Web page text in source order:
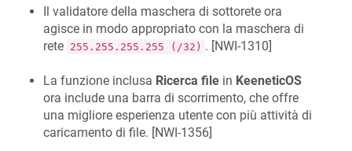
Il validatore della maschera di sottorete ora
agisce in modo appropriato con la maschera di
rete 255.255.255.255 (/32) . [NWI-1310]
La funzione inclusa Ricerca file in KeeneticOS
ora include una barra di scorrimento, che offre
una migliore esperienza utente con più attività di
caricamento di file. [NWI-1356]